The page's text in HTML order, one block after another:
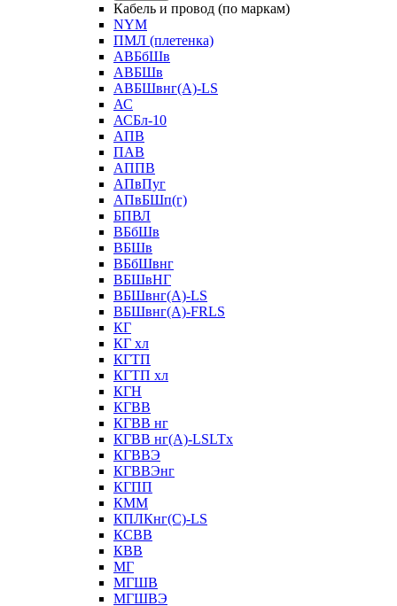
Кабель и провод (по маркам)
NYM
ПМЛ (плетенка)
АВБбШв
АВБШв
АВБШвнг(А)-LS
АС
АСБл-10
АПВ
ПАВ
АППВ
АПвПуг
АПвБШп(г)
БПВЛ
ВБбШв
ВБШв
ВБбШвнг
ВБШвНГ
ВБШвнг(А)-LS
ВБШвнг(А)-FRLS
КГ
КГ хл
КГТП
КГТП хл
КГН
КГВВ
КГВВ нг
КГВВ нг(А)-LSLTx
КГВВЭ
КГВВЭнг
КГПП
КММ
КПЛКнг(C)-LS
КСВВ
КВВ
МГ
МГШВ
МГШВЭ